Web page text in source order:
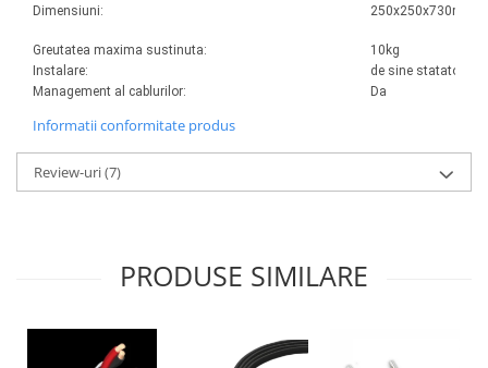
Dimensiuni:
250x250x730mm
Greutatea maxima sustinuta:
10kg
Instalare:
de sine statator
Management al cablurilor:
Da
Informatii conformitate produs
Review-uri(7)
PRODUSE SIMILARE